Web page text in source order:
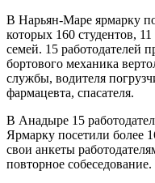
В Нарьян-Маре ярмарку
которых 160 студентов,
семей. 15 работодателей
бортового механика
службы, водителя
фармацевта, спасателя.
В Анадыре 15
Ярмарку посетили более
свои анкеты
повторное собеседование.